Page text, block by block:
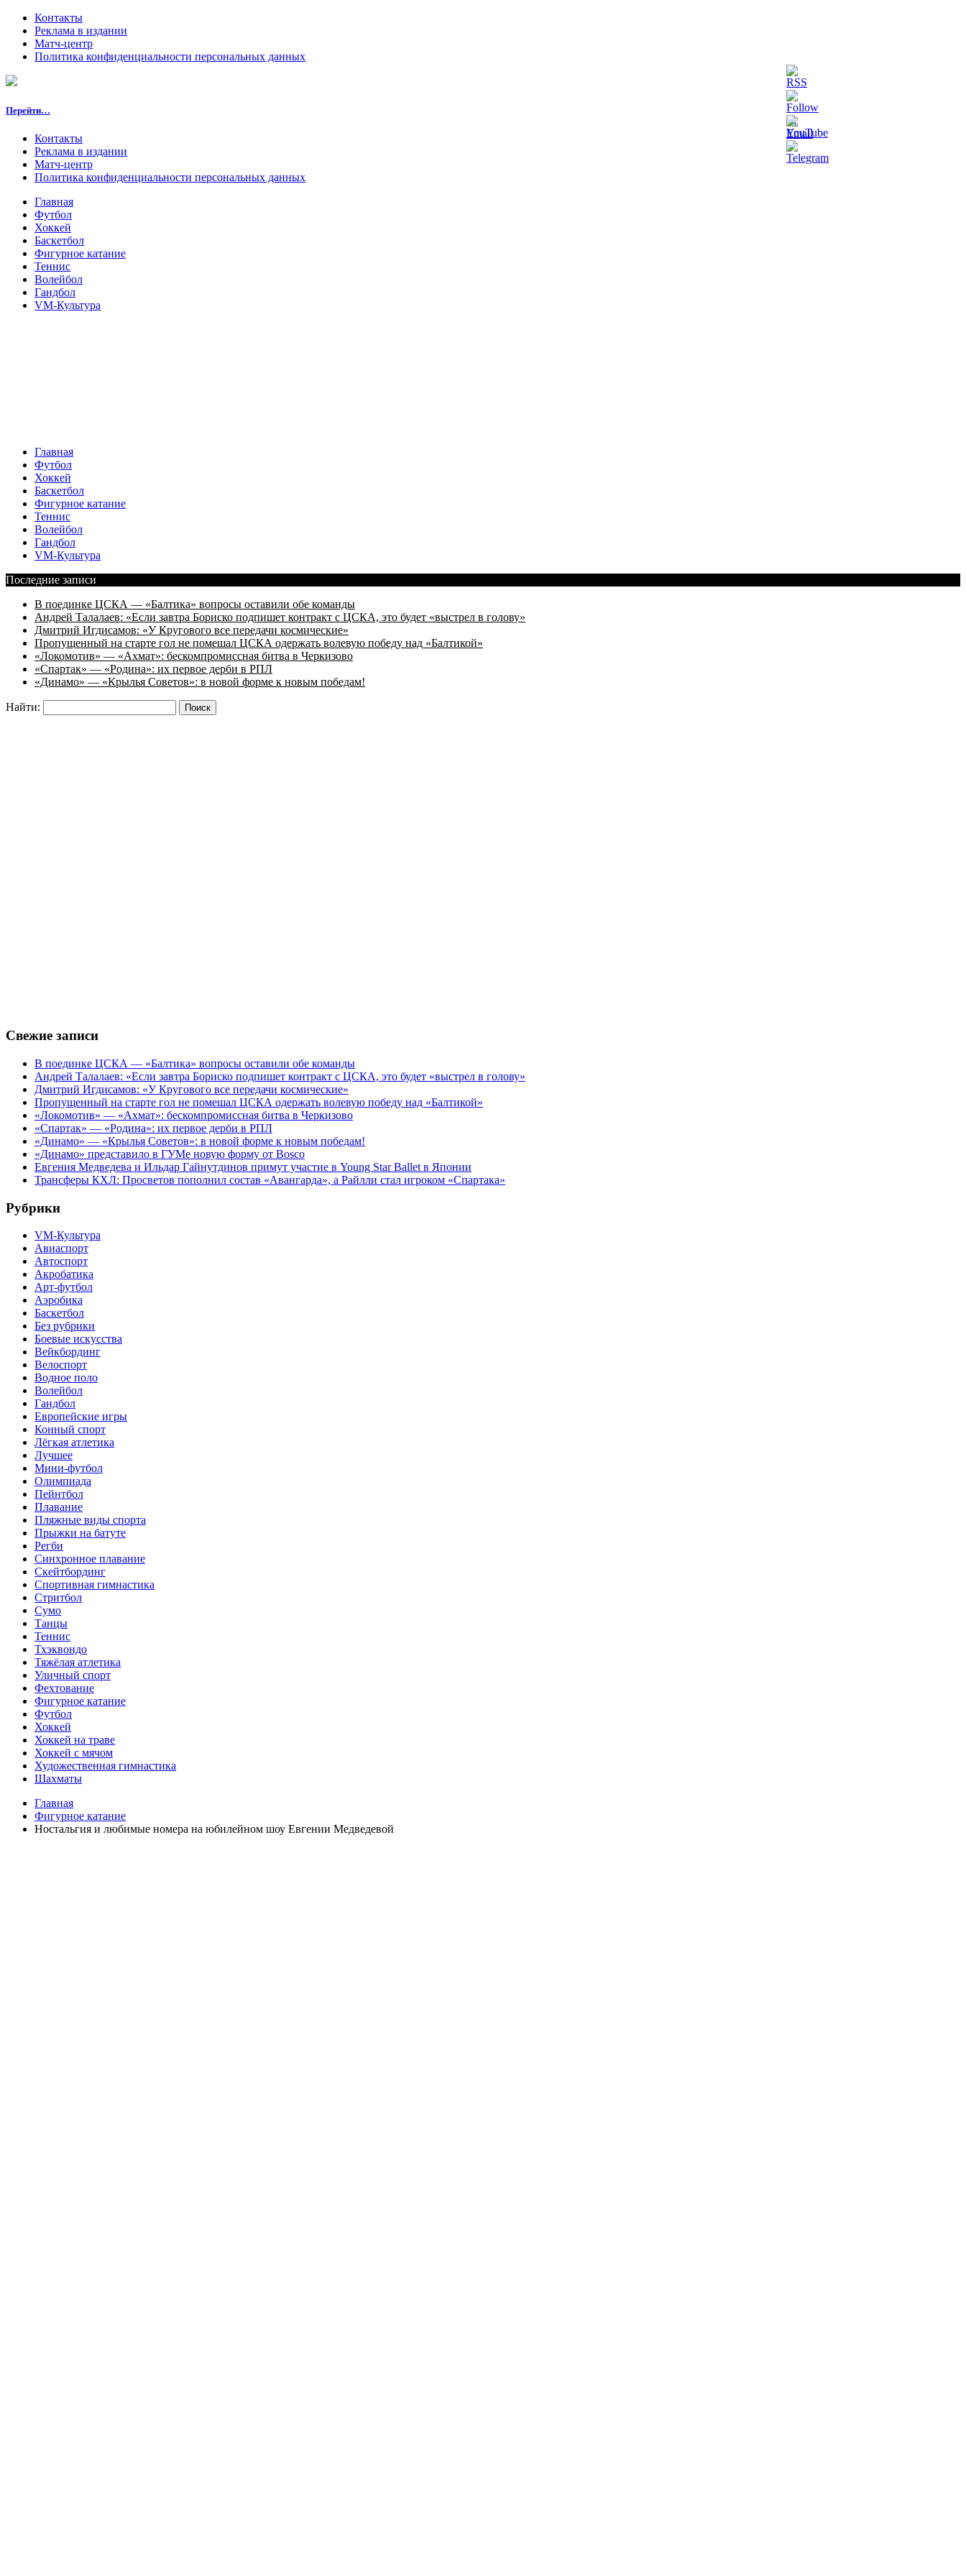
Контакты
Реклама в издании
Матч-центр
Политика конфиденциальности персональных данных
Перейти…
Контакты
Реклама в издании
Матч-центр
Политика конфиденциальности персональных данных
Главная
Футбол
Хоккей
Баскетбол
Фигурное катание
Теннис
Волейбол
Гандбол
VM-Культура
Главная
Футбол
Хоккей
Баскетбол
Фигурное катание
Теннис
Волейбол
Гандбол
VM-Культура
Последние записи
В поединке ЦСКА — «Балтика» вопросы оставили обе команды
Андрей Талалаев: «Если завтра Бориско подпишет контракт с ЦСКА, это будет «выстрел в голову»
Дмитрий Игдисамов: «У Кругового все передачи космические»
Пропущенный на старте гол не помешал ЦСКА одержать волевую победу над «Балтикой»
«Локомотив» — «Ахмат»: бескомпромиссная битва в Черкизово
«Спартак» — «Родина»: их первое дерби в РПЛ
«Динамо» — «Крылья Советов»: в новой форме к новым победам!
Найти:
Свежие записи
В поединке ЦСКА — «Балтика» вопросы оставили обе команды
Андрей Талалаев: «Если завтра Бориско подпишет контракт с ЦСКА, это будет «выстрел в голову»
Дмитрий Игдисамов: «У Кругового все передачи космические»
Пропущенный на старте гол не помешал ЦСКА одержать волевую победу над «Балтикой»
«Локомотив» — «Ахмат»: бескомпромиссная битва в Черкизово
«Спартак» — «Родина»: их первое дерби в РПЛ
«Динамо» — «Крылья Советов»: в новой форме к новым победам!
«Динамо» представило в ГУМе новую форму от Bosco
Евгения Медведева и Ильдар Гайнутдинов примут участие в Young Star Ballet в Японии
Трансферы КХЛ: Просветов пополнил состав «Авангарда», а Райлли стал игроком «Спартака»
Рубрики
VM-Культура
Авиаспорт
Автоспорт
Акробатика
Арт-футбол
Аэробика
Баскетбол
Без рубрики
Боевые искусства
Вейкбординг
Велоспорт
Водное поло
Волейбол
Гандбол
Европейские игры
Конный спорт
Лёгкая атлетика
Лучшее
Мини-футбол
Олимпиада
Пейнтбол
Плавание
Пляжные виды спорта
Прыжки на батуте
Регби
Синхронное плавание
Скейтбординг
Спортивная гимнастика
Стритбол
Сумо
Танцы
Теннис
Тхэквондо
Тяжёлая атлетика
Уличный спорт
Фехтование
Фигурное катание
Футбол
Хоккей
Хоккей на траве
Хоккей с мячом
Художественная гимнастика
Шахматы
Главная
Фигурное катание
Ностальгия и любимые номера на юбилейном шоу Евгении Медведевой